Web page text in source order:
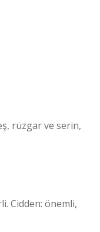
rüzgar ve serin,
Cidden: önemli,